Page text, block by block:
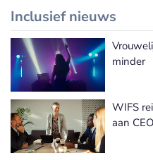
Inclusief nieuws
minder
WIFS
aan